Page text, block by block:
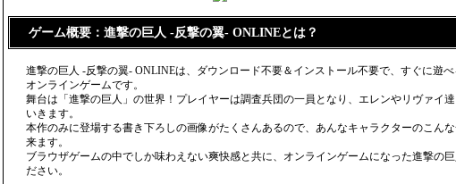
ゲーム概要：進撃の巨人 -反撃の翼- ONLINEとは？
進撃の巨人 -反撃の翼- ONLINEは、ダウンロード不要＆インストール不要で、すぐに遊
オンラインゲームです。
舞台は「進撃の巨人」の世界！プレイヤーは調査兵団の一員となり、エレンやリヴァイ
いきます。
本作のみに登場する書き下ろしの画像がたくさんあるので、あんなキャラクターのこん
来ます。
ブラウザゲームの中でしか味わえない爽快感と共に、オンラインゲームになった進撃の
ださい。